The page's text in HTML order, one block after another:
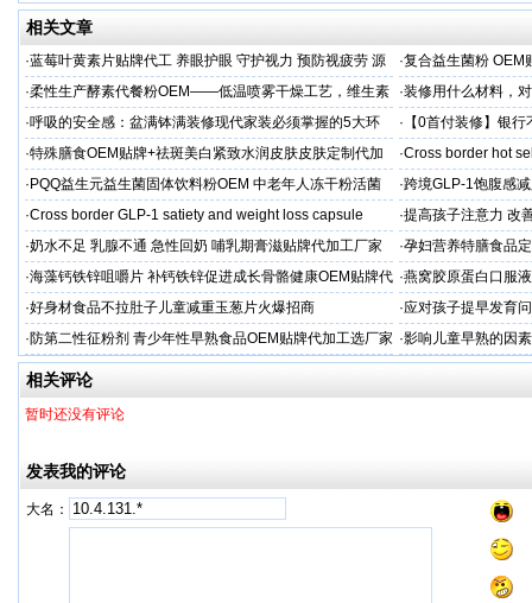
相关文章
·蓝莓叶黄素片贴牌代工 养眼护眼 守护视力 预防视疲劳 源
头直供
·复合益生菌粉 OEM
业制造商
·柔性生产酵素代餐粉OEM——低温喷雾干燥工艺，维生素
C保留率≥95%
·装修用什么材料，
·呼吸的安全感：盆满钵满装修现代家装必须掌握的5大环
保准则
· 【0首付装修】银
贷，月供少还30%！
·特殊膳食OEM贴牌+祛斑美白紧致水润皮肤皮肤定制代加
工厂家
·Cross border hot
· PQQ益生元益生菌固体饮料粉OEM 中老年人冻干粉活菌
粉贴牌代加工
·跨境GLP-1饱腹感
·Cross border GLP-1 satiety and weight loss capsule ·提高孩子注意力 改
·奶水不足 乳腺不通 急性回奶 哺乳期膏滋贴牌代加工厂家 ·孕妇营养特膳食品
工厂
·海藻钙铁锌咀嚼片 补钙铁锌促进成长骨骼健康OEM贴牌代
加工
·燕窝胶原蛋白口服
牌
·好身材食品不拉肚子儿童减重玉葱片火爆招商 ·应对孩子提早发育
答案
·防第二性征粉剂 青少年性早熟食品OEM贴牌代加工选厂家 ·影响儿童早熟的因
代工厂
相关评论
暂时还没有评论
发表我的评论
大名：